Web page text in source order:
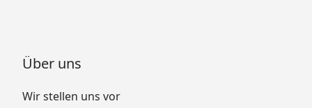
Über uns
Wir stellen uns vor